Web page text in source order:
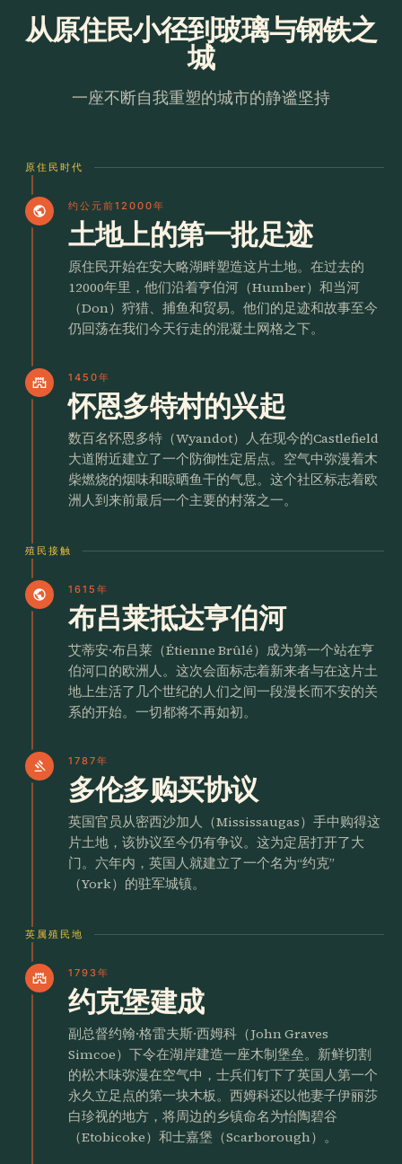
从原住民小径到玻璃与钢铁之
城
一座不断自我重塑的城市的静谧坚持
原住民时代
public 约公元前12000年
土地上的第一批足迹
原住民开始在安大略湖畔塑造这片土地。在过去的
12000年里，他们沿着亨伯河（Humber）和当河
（Don）狩猎、捕鱼和贸易。他们的足迹和故事至今
仍回荡在我们今天行走的混凝土网格之下。
castle 1450年
怀恩多特村的兴起
数百名怀恩多特（Wyandot）人在现今的Castlefield
大道附近建立了一个防御性定居点。空气中弥漫着木
柴燃烧的烟味和晾晒鱼干的气息。这个社区标志着欧
洲人到来前最后一个主要的村落之一。
殖民接触
public 1615年
布吕莱抵达亨伯河
艾蒂安·布吕莱（Étienne Brûlé）成为第一个站在亨
伯河口的欧洲人。这次会面标志着新来者与在这片土
地上生活了几个世纪的人们之间一段漫长而不安的关
系的开始。一切都将不再如初。
gavel 1787年
多伦多购买协议
英国官员从密西沙加人（Mississaugas）手中购得这
片土地，该协议至今仍有争议。这为定居打开了大
门。六年内，英国人就建立了一个名为“约克”
（York）的驻军城镇。
英属殖民地
castle 1793年
约克堡建成
副总督约翰·格雷夫斯·西姆科（John Graves
Simcoe）下令在湖岸建造一座木制堡垒。新鲜切割
的松木味弥漫在空气中，士兵们钉下了英国人第一个
永久立足点的第一块木板。西姆科还以他妻子伊丽莎
白珍视的地方，将周边的乡镇命名为怡陶碧谷
（Etobicoke）和士嘉堡（Scarborough）。